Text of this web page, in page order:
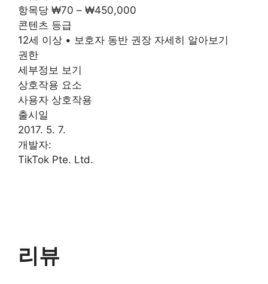
항목당 ₩70 – ₩450,000
콘텐츠 등급
12세 이상 • 보호자 동반 권장 자세히 알아보기
권한
세부정보 보기
상호작용 요소
사용자 상호작용
출시일
2017. 5. 7.
개발자:
TikTok Pte. Ltd.
리뷰